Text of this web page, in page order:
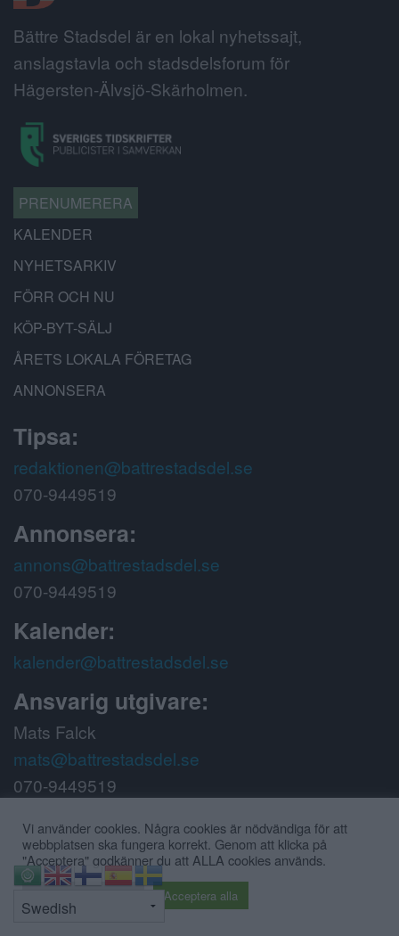
Bättre Stadsdel är en lokal nyhetssajt,
anslagstavla och stadsdelsforum för
Hägersten-Älvsjö-Skärholmen.
PRENUMERERA
KALENDER
NYHETSARKIV
FÖRR OCH NU
KÖP-BYT-SÄLJ
ÅRETS LOKALA FÖRETAG
ANNONSERA
Tipsa:
redaktionen@battrestadsdel.se
070-9449519
Annonsera:
annons@battrestadsdel.se
070-9449519
Kalender:
kalender@battrestadsdel.se
Ansvarig utgivare:
Mats Falck
mats@battrestadsdel.se
070-9449519
Följ oss på:
Vi använder cookies. Några cookies är nödvändiga för att
webbplatsen ska fungera korrekt. Genom att klicka på
"Acceptera" godkänner du att ALLA cookies används.
Acceptera alla